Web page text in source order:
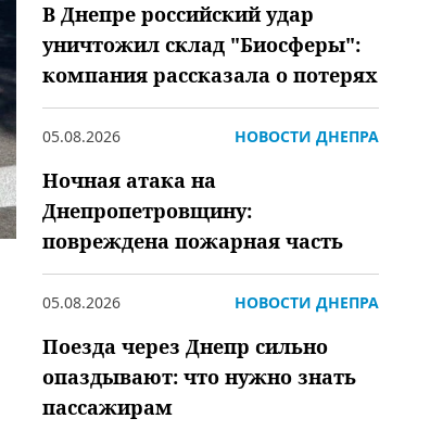
В Днепре российский удар
уничтожил склад "Биосферы":
компания рассказала о потерях
05.08.2026 НОВОСТИ ДНЕПРА
Ночная атака на
Днепропетровщину:
повреждена пожарная часть
05.08.2026 НОВОСТИ ДНЕПРА
Поезда через Днепр сильно
опаздывают: что нужно знать
пассажирам